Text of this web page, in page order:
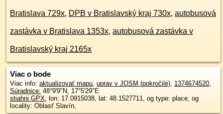
Bratislava 729x, DPB v Bratislavský kraj 730x, autobusová
zastávka v Bratislava 1353x, autobusová zastávka v
Bratislavský kraj 2165x
Viac o bode
Viac info: aktualizovať mapu, uprav v JOSM (pokročilé), 1374674520,
Súradnice: 48°9'9"N, 17°5'29"E
stiahni GPX, lon: 17.0915038, lat: 48.1527711, og type: place, og
locality: Oblasť Slavín,